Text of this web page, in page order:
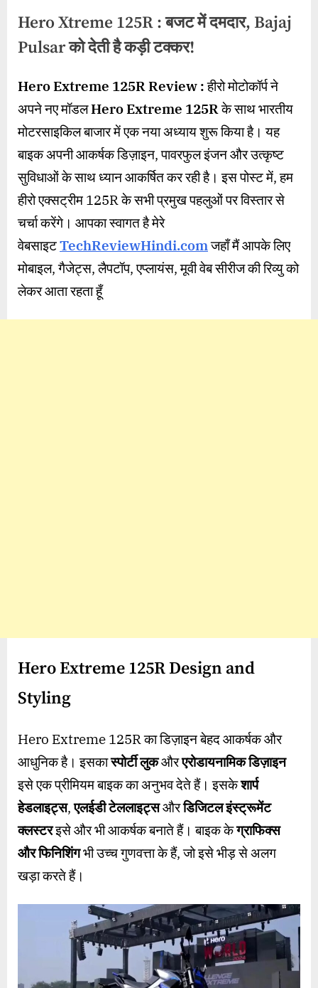
Hero Xtreme 125R : बजट में दमदार, Bajaj
Pulsar को देती है कड़ी टक्कर!
on
Hero
Xtreme
बजट
में
Bajaj
Pulsar
को
देती
है
कड़ी
Hero Extreme 125R Review :हीरो मोटोकॉर्प ने
अपने नए मॉडलHero Extreme 125Rके साथ भारतीय
मोटरसाइकिल बाजार में एक नया अध्याय शुरू किया है। यह
बाइक अपनी आकर्षक डिज़ाइन, पावरफुल इंजन और उत्कृष्ट
सुविधाओं के साथ ध्यान आकर्षित कर रही है। इस पोस्ट में, हम
हीरो एक्सट्रीम 125R के सभी प्रमुख पहलुओं पर विस्तार से
चर्चा करेंगे। आपका स्वागत है मेरे
वेबसाइटTechReviewHindi.comजहाँ मैं आपके लिए
मोबाइल, गैजेट्स, लैपटॉप, एप्लायंस, मूवी वेब सीरीज की रिव्यु को
लेकर आता रहता हूँ
Hero Extreme 125R Design and
Styling
Hero Extreme 125R का डिज़ाइन बेहद आकर्षक और
आधुनिक है। इसकास्पोर्टी लुकऔरएरोडायनामिक डिज़ाइन
इसे एक प्रीमियम बाइक का अनुभव देते हैं। इसकेशार्प
हेडलाइट्स,एलईडी टेललाइट्सऔरडिजिटल इंस्ट्रूमेंट
क्लस्टरइसे और भी आकर्षक बनाते हैं। बाइक केग्राफिक्स
और फिनिशिंगभी उच्च गुणवत्ता के हैं, जो इसे भीड़ से अलग
खड़ा करते हैं।